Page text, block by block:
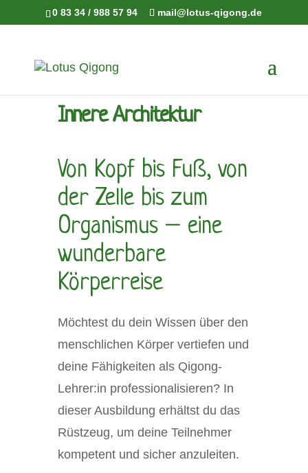
0 83 34 / 988 57 94 mail@lotus-qigong.de
Innere Architektur
Von Kopf bis Fuß, von
der Zelle bis zum
Organismus – eine
wunderbare
Körperreise
Möchtest du dein Wissen über den
menschlichen Körper vertiefen und
deine Fähigkeiten als Qigong-
Lehrer:in professionalisieren? In
dieser Ausbildung erhältst du das
Rüstzeug, um deine Teilnehmer
kompetent und sicher anzuleiten.